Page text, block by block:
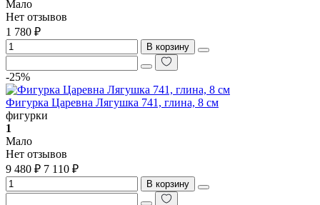
Мало
Нет отзывов
1 780 ₽
В корзину
-25%
Фигурка Царевна Лягушка 741, глина, 8 см
фигурки
1
Мало
Нет отзывов
9 480 ₽ 7 110 ₽
В корзину